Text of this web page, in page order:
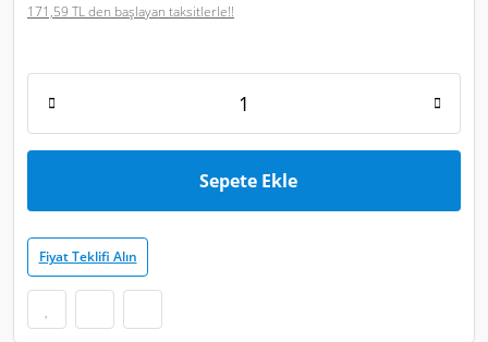
171,59 TL den başlayan taksitlerle!!
Sepete Ekle
Fiyat Teklifi Alın